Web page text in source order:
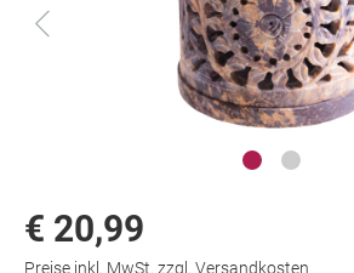
€ 20,99
Preise inkl. MwSt. zzgl. Versandkosten